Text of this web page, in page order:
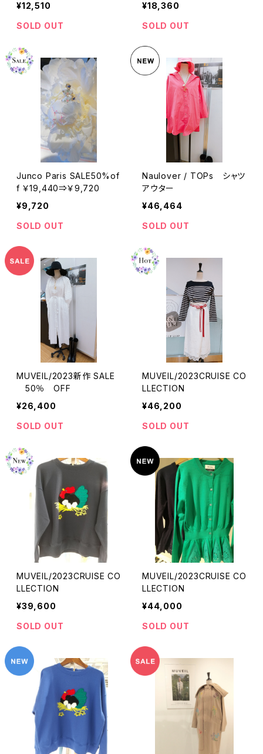
¥12,510
SOLD OUT
¥18,360
SOLD OUT
Junco Paris SALE50%of
f ￥19,440⇒￥9,720
¥9,720
SOLD OUT
Naulover / TOPs シャツ
アウター
¥46,464
SOLD OUT
MUVEIL/2023新作 SALE
50％ OFF
¥26,400
SOLD OUT
MUVEIL/2023CRUISE CO
LLECTION
¥46,200
SOLD OUT
MUVEIL/2023CRUISE CO
LLECTION
¥39,600
SOLD OUT
MUVEIL/2023CRUISE CO
LLECTION
¥44,000
SOLD OUT